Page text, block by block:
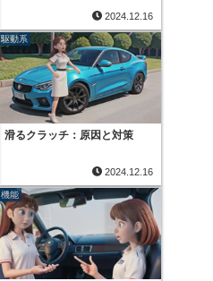
2024.12.16
駆動系
滑るクラッチ：原因と対策
2024.12.16
機能